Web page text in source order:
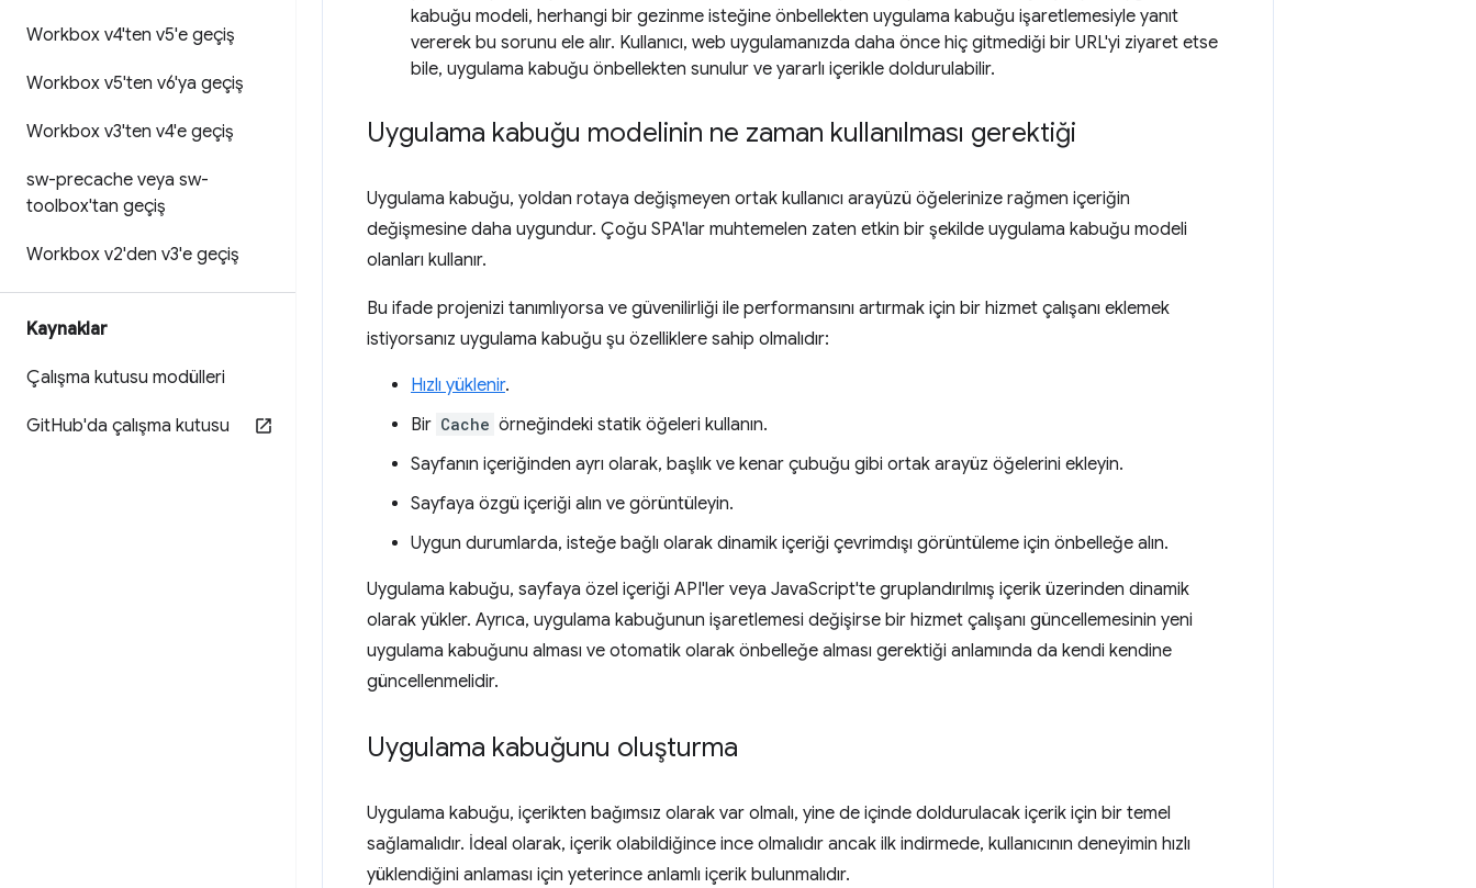
Workbox v4'ten v5'e geçiş
Workbox v5'ten v6'ya geçiş
Workbox v3'ten v4'e geçiş
sw-precache veya sw-
toolbox'tan geçiş
Workbox v2'den v3'e geçiş
Kaynaklar
Çalışma kutusu modülleri
GitHub'da çalışma kutusu
kabuğu modeli, herhangi bir gezinme isteğine önbellekten uygulama kabuğu işaretlemesiyle yanıt
vererek bu sorunu ele alır. Kullanıcı, web uygulamanızda daha önce hiç gitmediği bir URL'yi ziyaret etse
bile, uygulama kabuğu önbellekten sunulur ve yararlı içerikle doldurulabilir.
Uygulama kabuğu modelinin ne zaman kullanılması gerektiği
Uygulama kabuğu, yoldan rotaya değişmeyen ortak kullanıcı arayüzü öğelerinize rağmen içeriğin
değişmesine daha uygundur. Çoğu SPA'lar muhtemelen zaten etkin bir şekilde uygulama kabuğu modeli
olanları kullanır.
Bu ifade projenizi tanımlıyorsa ve güvenilirliği ile performansını artırmak için bir hizmet çalışanı eklemek
istiyorsanız uygulama kabuğu şu özelliklere sahip olmalıdır:
Hızlı yüklenir.
Bir Cache örneğindeki statik öğeleri kullanın.
Sayfanın içeriğinden ayrı olarak, başlık ve kenar çubuğu gibi ortak arayüz öğelerini ekleyin.
Sayfaya özgü içeriği alın ve görüntüleyin.
Uygun durumlarda, isteğe bağlı olarak dinamik içeriği çevrimdışı görüntüleme için önbelleğe alın.
Uygulama kabuğu, sayfaya özel içeriği API'ler veya JavaScript'te gruplandırılmış içerik üzerinden dinamik
olarak yükler. Ayrıca, uygulama kabuğunun işaretlemesi değişirse bir hizmet çalışanı güncellemesinin yeni
uygulama kabuğunu alması ve otomatik olarak önbelleğe alması gerektiği anlamında da kendi kendine
güncellenmelidir.
Uygulama kabuğunu oluşturma
Uygulama kabuğu, içerikten bağımsız olarak var olmalı, yine de içinde doldurulacak içerik için bir temel
sağlamalıdır. İdeal olarak, içerik olabildiğince ince olmalıdır ancak ilk indirmede, kullanıcının deneyimin hızlı
yüklendiğini anlaması için yeterince anlamlı içerik bulunmalıdır.